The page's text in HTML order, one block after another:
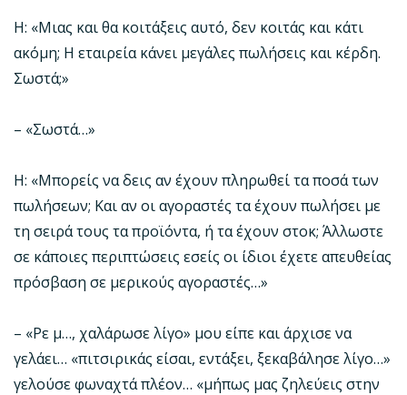
Η: «Μιας και θα κοιτάξεις αυτό, δεν κοιτάς και κάτι
ακόμη; Η εταιρεία κάνει μεγάλες πωλήσεις και κέρδη.
Σωστά;»
– «Σωστά…»
Η: «Μπορείς να δεις αν έχουν πληρωθεί τα ποσά των
πωλήσεων; Και αν οι αγοραστές τα έχουν πωλήσει με
τη σειρά τους τα προϊόντα, ή τα έχουν στοκ; Άλλωστε
σε κάποιες περιπτώσεις εσείς οι ίδιοι έχετε απευθείας
πρόσβαση σε μερικούς αγοραστές…»
– «Ρε μ…, χαλάρωσε λίγο» μου είπε και άρχισε να
γελάει… «πιτσιρικάς είσαι, εντάξει, ξεκαβάλησε λίγο…»
γελούσε φωναχτά πλέον… «μήπως μας ζηλεύεις στην